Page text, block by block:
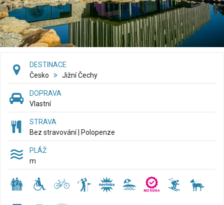
DESTINACE
Česko
Jižní Čechy
DOPRAVA
Vlastní
STRAVA
Bez stravování | Polopenze
PLÁŽ
m